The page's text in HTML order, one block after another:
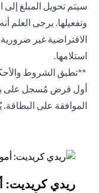
سيتم تحويل المبلغ
وتفعيلها. يرجى العلم
الافتراضية غير
استلامها.
أول قرض مُسجل على
الموافقة على
ريدي كريديت: